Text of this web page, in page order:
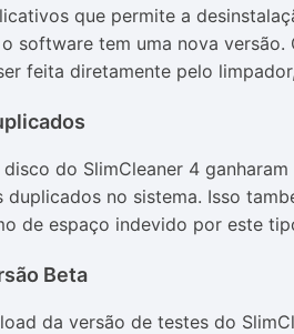
que permite a
software tem uma nova versão.
feita diretamente pelo
do SlimCleaner 4
duplicados no sistema. Isso
de espaço indevido por este
Beta
da versão de testes do